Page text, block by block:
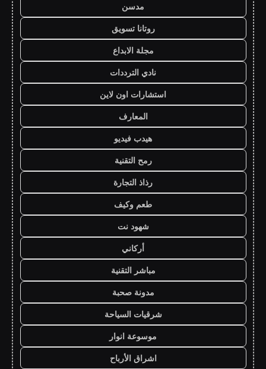
مدسن
روتانا تسويق
مجلة الابداع
نادي الترددات
استشارات اون لاين
المعارف
هيدب فيديو
رمح التقنية
رذاذ التجارة
طعم وكيف
شهود نت
أركاني
مباشر التقنية
مدونة صحبة
شرقيات السياحة
موسوعة انوار
اشراق الأرباح